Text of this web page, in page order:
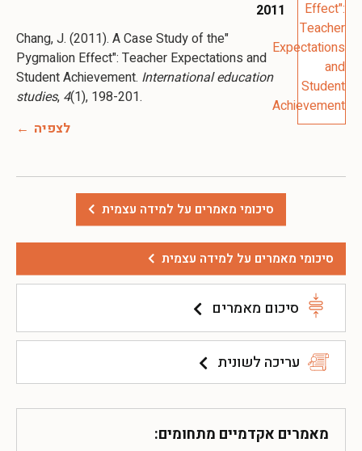
סיכומי מאמרים על למידה עצמית
סיכום מאמרים
עריכה לשונית
מאמרים אקדמיים מתחומים:
2011
Chang, J. (2011). A Case Study of the"
Pygmalion Effect": Teacher Expectations and
Student Achievement. International education
studies, 4(1), 198-201.
לצפיה
סיכומי מאמרים על למידה עצמית